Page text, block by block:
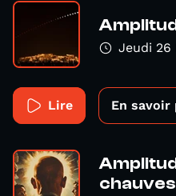
Jeudi 26
Lire En savoir
chauves